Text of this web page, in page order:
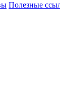
Полезные